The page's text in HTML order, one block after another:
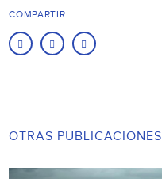
COMPARTIR
OTRAS PUBLICACIONES